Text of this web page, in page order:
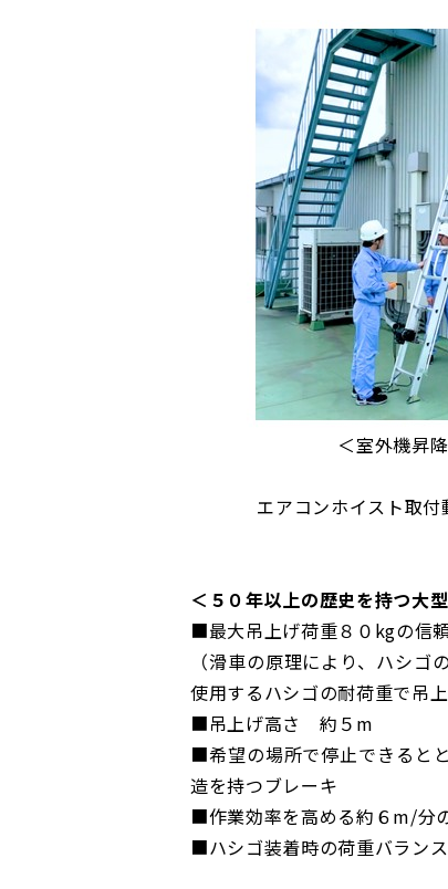
＜室外機昇降
エアコンホイスト取付
＜５０年以上の歴史を持つ大
■最大吊上げ荷重８０kgの信
（滑車の原理により、ハシゴ
使用するハシゴの耐荷重で吊
■吊上げ高さ 約５m
■希望の場所で停止できると
造を持つブレーキ
■作業効率を高める約６m/分
■ハシゴ装着時の荷重バラン